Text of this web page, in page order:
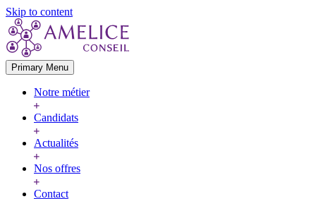
Skip to content
Primary Menu
Notre métier
Candidats
Actualités
Nos offres
Contact